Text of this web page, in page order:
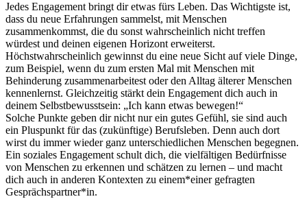
Jedes Engagement bringt dir etwas fürs Leben. Das Wichtigste ist,
dass du neue Erfahrungen sammelst, mit Menschen
zusammenkommst, die du sonst wahrscheinlich nicht treffen
würdest und deinen eigenen Horizont erweiterst.
Höchstwahrscheinlich gewinnst du eine neue Sicht auf viele Dinge,
zum Beispiel, wenn du zum ersten Mal mit Menschen mit
Behinderung zusammenarbeitest oder den Alltag älterer Menschen
kennenlernst. Gleichzeitig stärkt dein Engagement dich auch in
deinem Selbstbewusstsein: „Ich kann etwas bewegen!“
Solche Punkte geben dir nicht nur ein gutes Gefühl, sie sind auch
ein Pluspunkt für das (zukünftige) Berufsleben. Denn auch dort
wirst du immer wieder ganz unterschiedlichen Menschen begegnen.
Ein soziales Engagement schult dich, die vielfältigen Bedürfnisse
von Menschen zu erkennen und schätzen zu lernen – und macht
dich auch in anderen Kontexten zu einem*einer gefragten
Gesprächspartner*in.